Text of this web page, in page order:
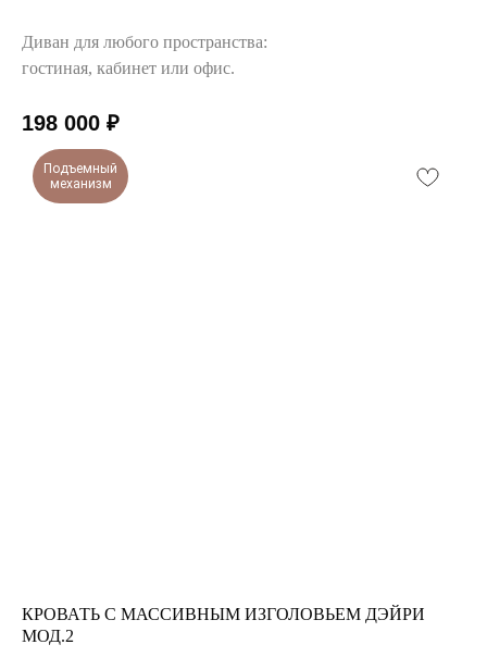
Диван для любого пространства:
гостиная, кабинет или офис.
198 000 ₽
Подъемный
механизм
КРОВАТЬ С МАССИВНЫМ ИЗГОЛОВЬЕМ ДЭЙРИ
МОД.2